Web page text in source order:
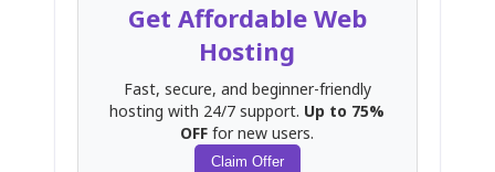
Get Affordable Web
Hosting
Fast, secure, and beginner-friendly
hosting with 24/7 support. Up to 75%
OFF for new users.
Claim Offer